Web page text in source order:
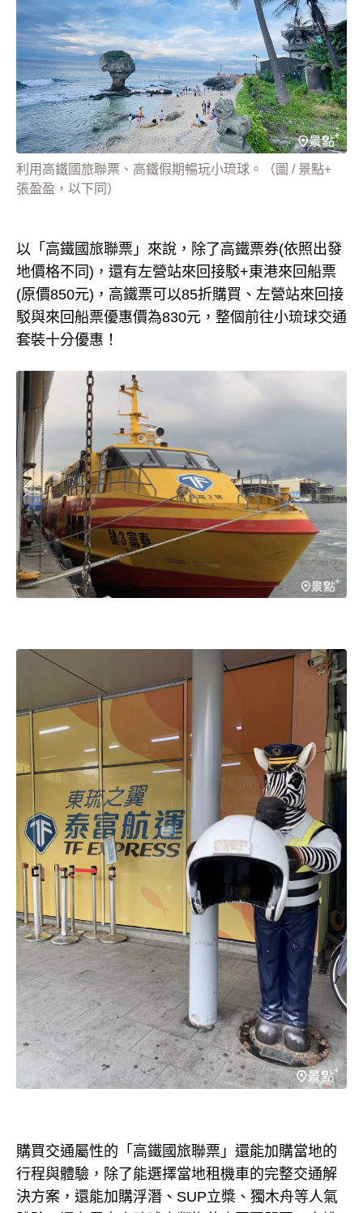
利用高鐵國旅聯票、高鐵假期暢玩小琉球。（圖 / 景點+
張盈盈，以下同）
以「高鐵國旅聯票」來說，除了高鐵票券(依照出發
地價格不同)，還有左營站來回接駁+東港來回船票
(原價850元)，高鐵票可以85折購買、左營站來回接
駁與來回船票優惠價為830元，整個前往小琉球交通
套裝十分優惠！
購買交通屬性的「高鐵國旅聯票」還能加購當地的
行程與體驗，除了能選擇當地租機車的完整交通解
決方案，還能加購浮潛、SUP立槳、獨木舟等人氣